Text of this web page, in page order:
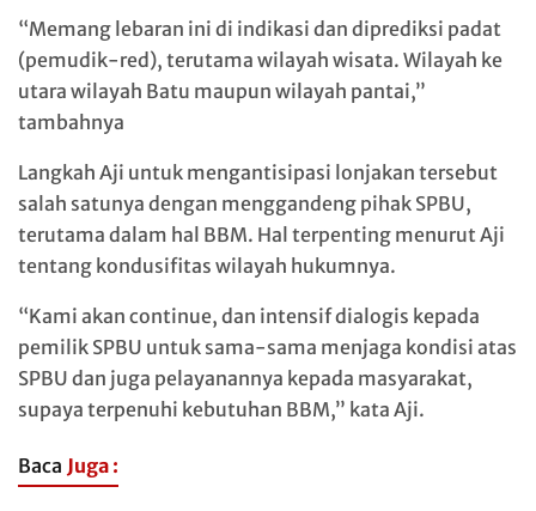
“Memang lebaran ini di indikasi dan diprediksi padat
(pemudik-red), terutama wilayah wisata. Wilayah ke
utara wilayah Batu maupun wilayah pantai,”
tambahnya
Langkah Aji untuk mengantisipasi lonjakan tersebut
salah satunya dengan menggandeng pihak SPBU,
terutama dalam hal BBM. Hal terpenting menurut Aji
tentang kondusifitas wilayah hukumnya.
“Kami akan continue, dan intensif dialogis kepada
pemilik SPBU untuk sama-sama menjaga kondisi atas
SPBU dan juga pelayanannya kepada masyarakat,
supaya terpenuhi kebutuhan BBM,” kata Aji.
Baca Juga :